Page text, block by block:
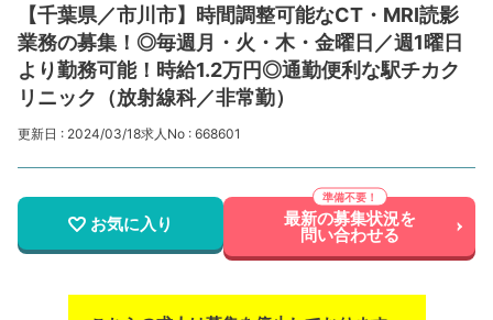
【千葉県／市川市】時間調整可能なCT・MRI読影
業務の募集！◎毎週月・火・木・金曜日／週1曜日
より勤務可能！時給1.2万円◎通勤便利な駅チカク
リニック（放射線科／非常勤）
更新日 : 2024/03/18求人No : 668601
お気に入り 最新の募集状況を
問い合わせる